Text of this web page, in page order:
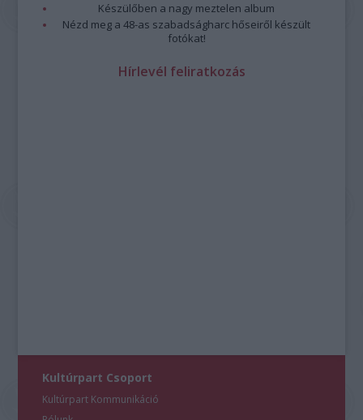
Készülőben a nagy meztelen album
Nézd meg a 48-as szabadságharc hőseiről készült
fotókat!
Hírlevél feliratkozás
Kultúrpart Csoport
Kultúrpart Kommunikáció